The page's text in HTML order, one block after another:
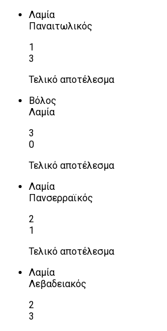
Λαμία
Παναιτωλικός
1
3
Τελικό αποτέλεσμα
Βόλος
Λαμία
3
0
Τελικό αποτέλεσμα
Λαμία
Πανσερραϊκός
2
1
Τελικό αποτέλεσμα
Λαμία
Λεβαδειακός
2
3